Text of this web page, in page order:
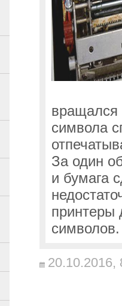
вращался
символа
За один
и бумага
принтеры
символов.
20.10.2016,